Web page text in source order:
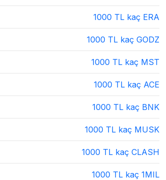
1000 TL kaç ERA
1000 TL kaç GODZ
1000 TL kaç MST
1000 TL kaç ACE
1000 TL kaç BNK
1000 TL kaç MUSK
1000 TL kaç CLASH
1000 TL kaç 1MIL